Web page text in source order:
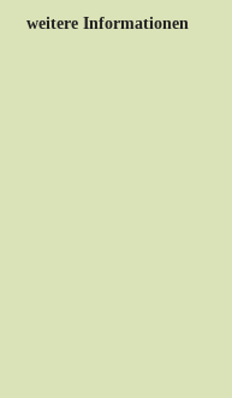
weitere Informationen